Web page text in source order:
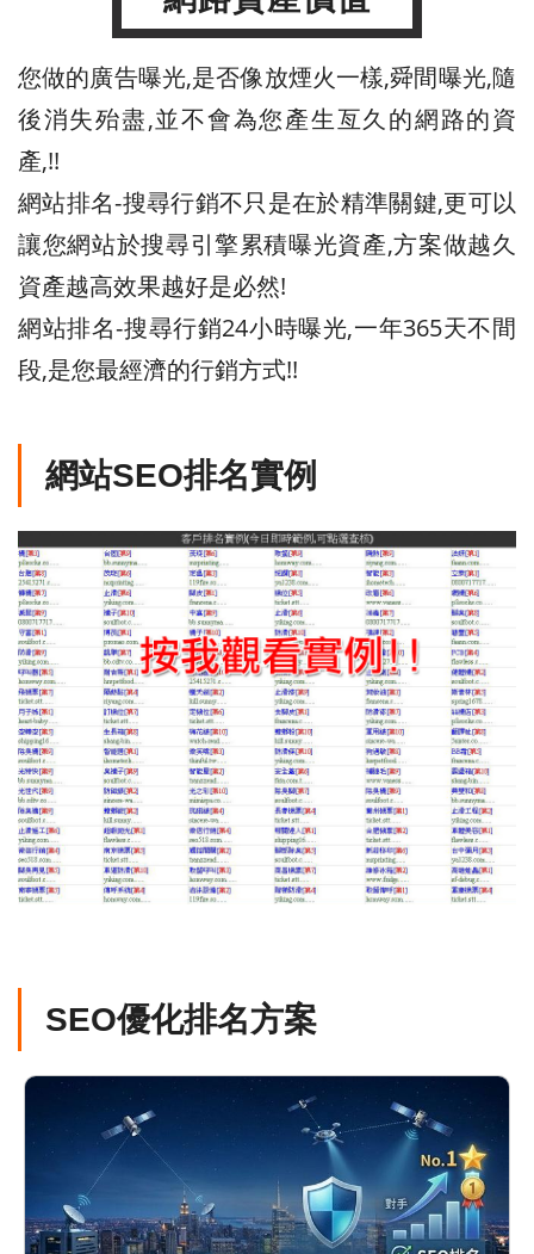
您做的廣告曝光,是否像放煙火一樣,舜間曝光,隨
後消失殆盡,並不會為您產生亙久的網路的資
產,!!
網站排名-搜尋行銷不只是在於精準關鍵,更可以
讓您網站於搜尋引擎累積曝光資產,方案做越久
資產越高效果越好是必然!
網站排名-搜尋行銷24小時曝光,一年365天不間
段,是您最經濟的行銷方式!!
網站SEO排名實例
SEO優化排名方案